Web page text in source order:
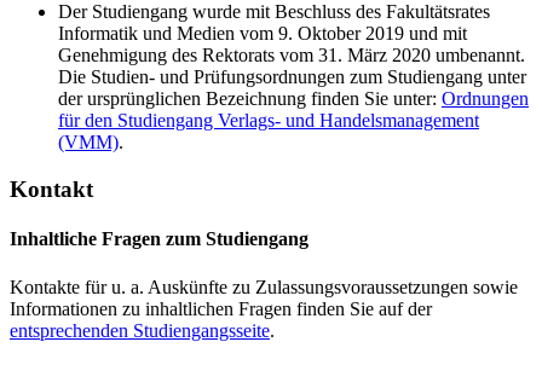
Der Studiengang wurde mit Beschluss des Fakultätsrates
Informatik und Medien vom 9. Oktober 2019 und mit
Genehmigung des Rektorats vom 31. März 2020 umbenannt.
Die Studien- und Prüfungsordnungen zum Studiengang unter
der ursprünglichen Bezeichnung finden Sie unter: Ordnungen
für den Studiengang Verlags- und Handelsmanagement
(VMM).
Kontakt
Inhaltliche Fragen zum Studiengang
Kontakte für u. a. Auskünfte zu Zulassungsvoraussetzungen sowie
Informationen zu inhaltlichen Fragen finden Sie auf der
entsprechenden Studiengangsseite.